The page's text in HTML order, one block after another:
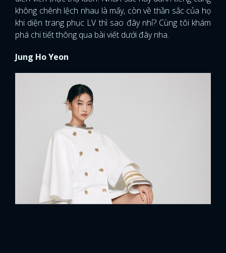
không chênh lệch nhau là mấy, còn về thần sắc của họ
khi diện trang phục LV thì sao đây nhỉ? Cùng tôi khám
phá chi tiết thông qua bài viết dưới đây nha.
Jung Ho Yeon